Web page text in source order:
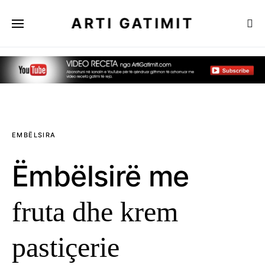
ARTI GATIMIT
EMBËLSIRA
Ëmbëlsirë me
fruta dhe krem
pastiçerie